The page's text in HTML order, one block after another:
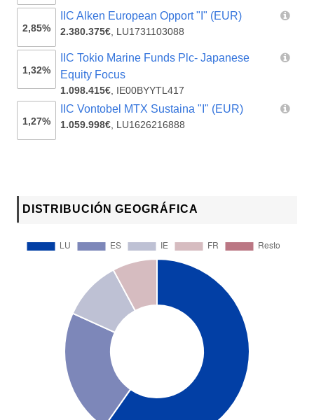
2,85%
IIC Alken European Opport "I" (EUR)
2.380.375€, LU1731103088
1,32%
IIC Tokio Marine Funds Plc- Japanese
Equity Focus
1.098.415€, IE00BYYTL417
1,27%
IIC Vontobel MTX Sustaina "I" (EUR)
1.059.998€, LU1626216888
DISTRIBUCIÓN GEOGRÁFICA